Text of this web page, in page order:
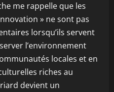
me rappelle que les
» ne sont pas
lorsqu’ils servent
l’environnement
locales et en
riches au
devient un